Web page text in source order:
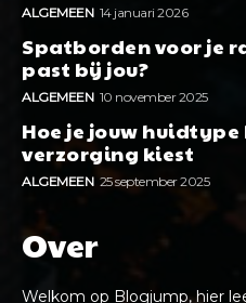
ALGEMEEN 14 januari 2026
Spatborden voor je
past bij jou?
ALGEMEEN 10 november 2025
Hoe je jouw
verzorging kiest
ALGEMEEN 25 september 2025
Over
Welkom op Blogjump, hier